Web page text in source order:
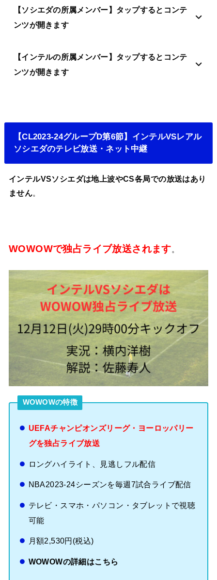
【ソシエダの所属メンバー】タップするとコンテ
ンツが開きます
【インテルの所属メンバー】タップするとコンテ
ンツが開きます
【CL2023-24グループD第6節】インテルVSレアル
ソシエダのテレビ放送・ネット中継
インテルVSソシエダは地上波やCS各局での放送はあり
ません。
WOWOWで独占ライブ放送されます
WOWOWの特徴
UEFAチャンピオンズリーグ・ヨーロッパリー
グを独占ライブ放送
ロングハイライト、見逃しフル配信
NBA2023-24シーズンを毎週7試合ライブ配信
テレビ・スマホ・パソコン・タブレットで視聴
可能
月額2,530円(税込)
WOWOWの詳細はこちら